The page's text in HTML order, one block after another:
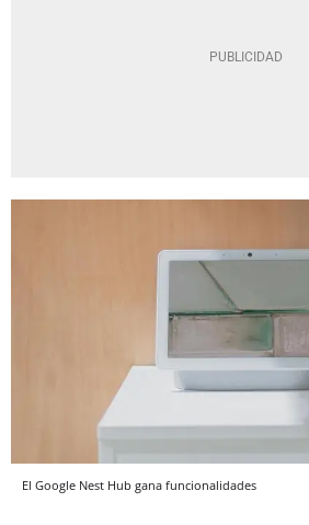
El Google Nest Hub gana funcionalidades